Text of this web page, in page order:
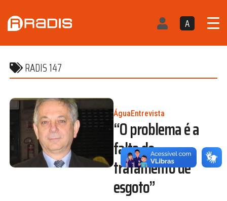
A
RADIS 147
ÁguaEntrevista
“O problema é a
falta de
tratamento de
esgoto”